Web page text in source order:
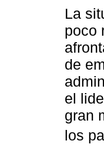
La
poco
de
el
gran
los